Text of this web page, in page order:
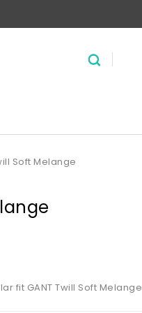
Soft Melange
fit GANT Twill Soft Melange